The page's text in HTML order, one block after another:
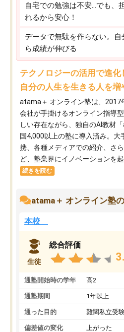
自宅での勉強は不安…でも、
れるから安心！
データで無駄を作らない。
ら成績が伸びる
テクノロジーの活用で進化
自分の人生を生きる人を増
atama＋ オンライン塾は、
会社が手掛けるオンライン指導
しい存在ながら、独自のAI教材
国4,000以上の塾に導入済み。大
携、各種メディアでの紹介、さ
ど、塾業界にイノベーションを起
続きを読む
atama＋ オンライン塾
本校
生徒
総合評価
通塾開始時の学年 高2
通塾期間 1年以上
通った目的 難関私立受
偏差値の変化 上がった